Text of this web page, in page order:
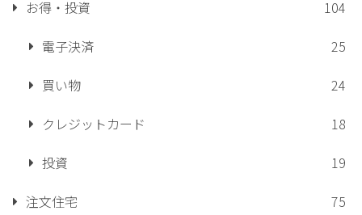
お得・投資
104
電子決済
25
買い物
24
クレジットカード
18
投資
19
注文住宅
75